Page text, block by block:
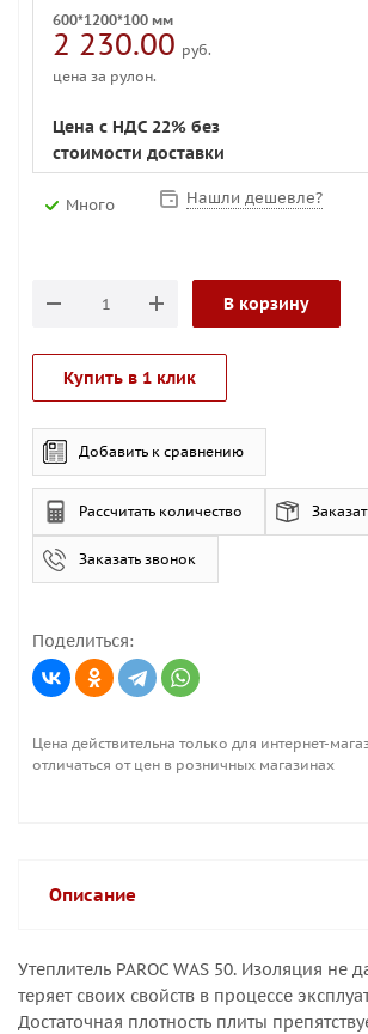
600*1200*100 мм
2 230.00 руб.
цена за рулон.
Цена с НДС 22% без
стоимости доставки
Много Нашли дешевле?
В корзину
Купить в 1 клик
Добавить к сравнению
Рассчитать количество
Заказать звонок
Поделиться:
Цена действительна только для интернет-
отличаться от цен в розничных магазинах
Описание
Утеплитель PAROC WAS 50. Изоляция не
теряет своих свойств в процессе
Достаточная плотность плиты